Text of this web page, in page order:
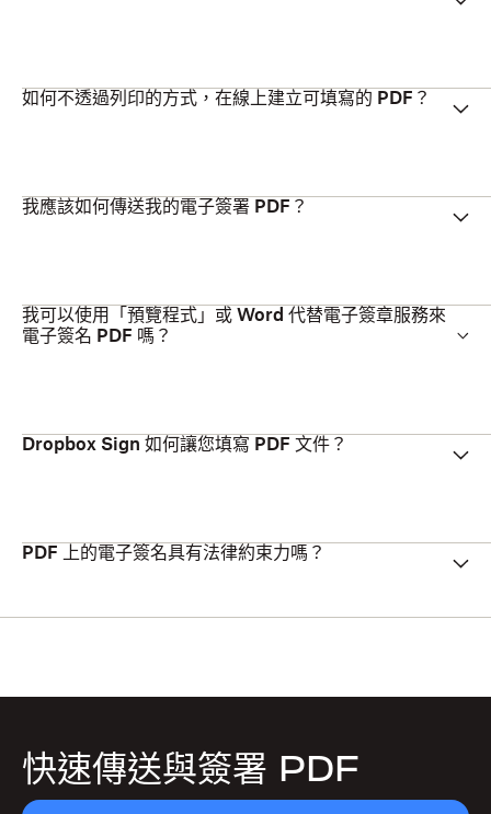
如何不透過列印的方式，在線上建立可填寫的 PDF？
我應該如何傳送我的電子簽署 PDF？
我可以使用「預覽程式」或 Word 代替電子簽章服務來
電子簽名 PDF 嗎？
Dropbox Sign 如何讓您填寫 PDF 文件？
PDF 上的電子簽名具有法律約束力嗎？
快速傳送與簽署 PDF